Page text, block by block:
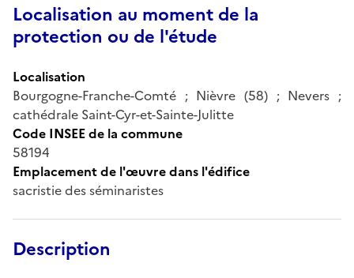
Localisation au moment de la
protection ou de l'étude
Localisation
Bourgogne-Franche-Comté ; Nièvre (58) ; Nevers ;
cathédrale Saint-Cyr-et-Sainte-Julitte
Code INSEE de la commune
58194
Emplacement de l'œuvre dans l'édifice
sacristie des séminaristes
Description